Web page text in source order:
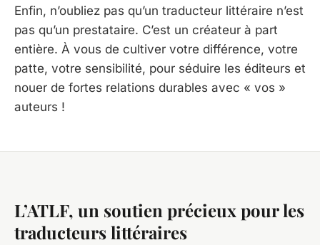
Enfin, n’oubliez pas qu’un traducteur littéraire n’est
pas qu’un prestataire. C’est un créateur à part
entière. À vous de cultiver votre différence, votre
patte, votre sensibilité, pour séduire les éditeurs et
nouer de fortes relations durables avec « vos »
auteurs !
L’ATLF, un soutien précieux pour les
traducteurs littéraires